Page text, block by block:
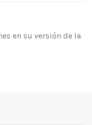
en su versión de la